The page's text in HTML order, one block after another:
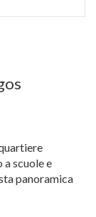
scuole e
panoramica